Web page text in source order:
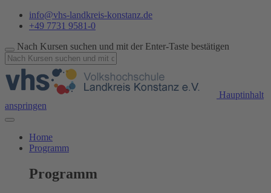
info@vhs-landkreis-konstanz.de
+49 7731 9581-0
Nach Kursen suchen und mit der Enter-Taste bestätigen
Hauptinhalt
anspringen
Home
Programm
Programm